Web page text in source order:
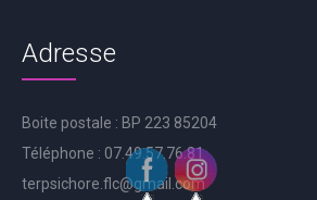
Adresse
Boite postale : BP 223 85204
Téléphone : 07.49.57.76.81
terpsichore.flc@gmail.com
799 782